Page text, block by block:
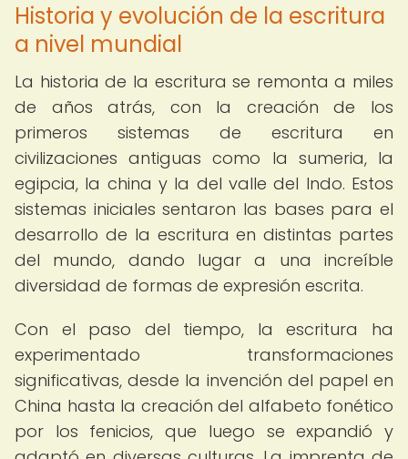
Historia y evolución de la escritura
a nivel mundial
La historia de la escritura se remonta a miles
de años atrás, con la creación de los
primeros sistemas de escritura en
civilizaciones antiguas como la sumeria, la
egipcia, la china y la del valle del Indo. Estos
sistemas iniciales sentaron las bases para el
desarrollo de la escritura en distintas partes
del mundo, dando lugar a una increíble
diversidad de formas de expresión escrita.
Con el paso del tiempo, la escritura ha
experimentado transformaciones
significativas, desde la invención del papel en
China hasta la creación del alfabeto fonético
por los fenicios, que luego se expandió y